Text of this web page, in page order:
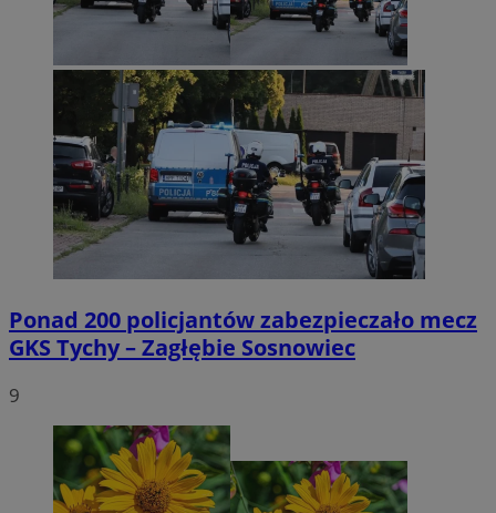
Ponad 200 policjantów zabezpieczało mecz
GKS Tychy – Zagłębie Sosnowiec
9